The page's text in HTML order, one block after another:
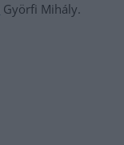
Györfi Mihály.